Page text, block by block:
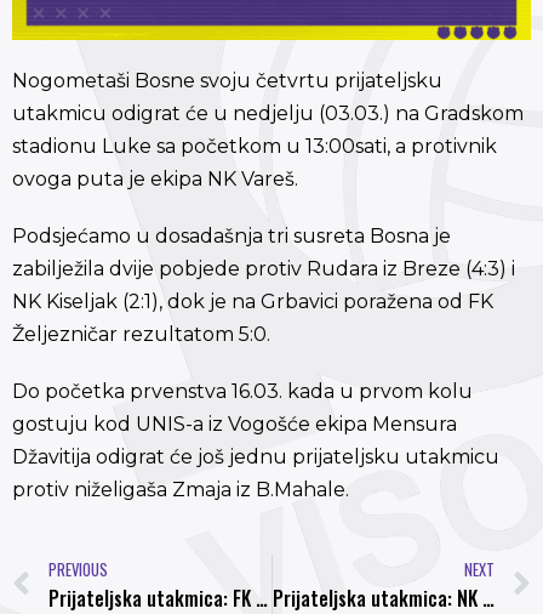
Nogometaši Bosne svoju četvrtu prijateljsku
utakmicu odigrat će u nedjelju (03.03.) na Gradskom
stadionu Luke sa početkom u 13:00sati, a protivnik
ovoga puta je ekipa NK Vareš.
Podsjećamo u dosadašnja tri susreta Bosna je
zabilježila dvije pobjede protiv Rudara iz Breze (4:3) i
NK Kiseljak (2:1), dok je na Grbavici poražena od FK
Željezničar rezultatom 5:0.
Do početka prvenstva 16.03. kada u prvom kolu
gostuju kod UNIS-a iz Vogošće ekipa Mensura
Džavitija odigrat će još jednu prijateljsku utakmicu
protiv niželigaša Zmaja iz B.Mahale.
PREVIOUS
Prijateljska utakmica: FK Željezničar – NK Bosna 5:0
NEXT
Prijateljska utakmica: NK Bosna – NK Vareš 6:0